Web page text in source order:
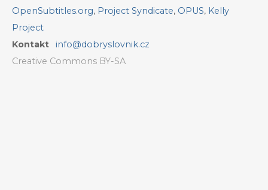
OpenSubtitles.org, Project Syndicate, OPUS, Kelly
Project
Kontakt
info@dobryslovnik.cz
Creative Commons BY-SA